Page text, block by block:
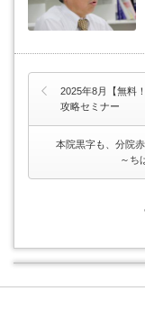
2025年8月【無料
攻略セミナー
本院黒字も、分院
～ち